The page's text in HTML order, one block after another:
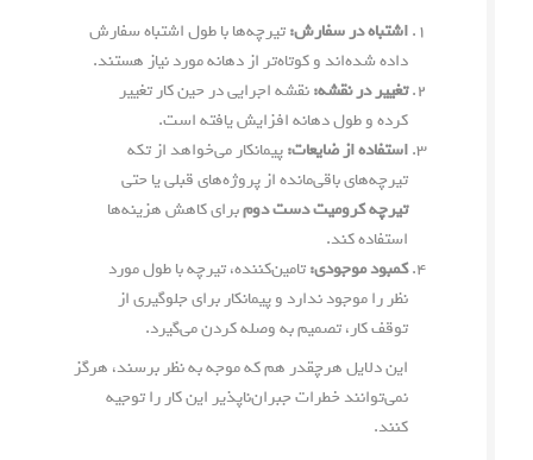
اشتباه در سفارش:تیرچه‌ها با طول اشتباه سفارش
داده شده‌اند و کوتاه‌تر از دهانه مورد نیاز هستند.
تغییر در نقشه:نقشه اجرایی در حین کار تغییر
کرده و طول دهانه افزایش یافته است.
استفاده از ضایعات:پیمانکار می‌خواهد از تکه
تیرچه‌های باقی‌مانده از پروژه‌های قبلی یا حتی
تیرچه کرومیت دست دومبرای کاهش هزینه‌ها
استفاده کند.
کمبود موجودی:تامین‌کننده، تیرچه با طول مورد
نظر را موجود ندارد و پیمانکار برای جلوگیری از
توقف کار، تصمیم به وصله کردن می‌گیرد.
این دلایل هرچقدر هم که موجه به نظر برسند، هرگز
نمی‌توانند خطرات جبران‌ناپذیر این کار را توجیه
کنند.